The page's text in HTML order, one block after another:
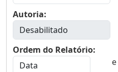
Autoria:
Ordem do Relatório:
e